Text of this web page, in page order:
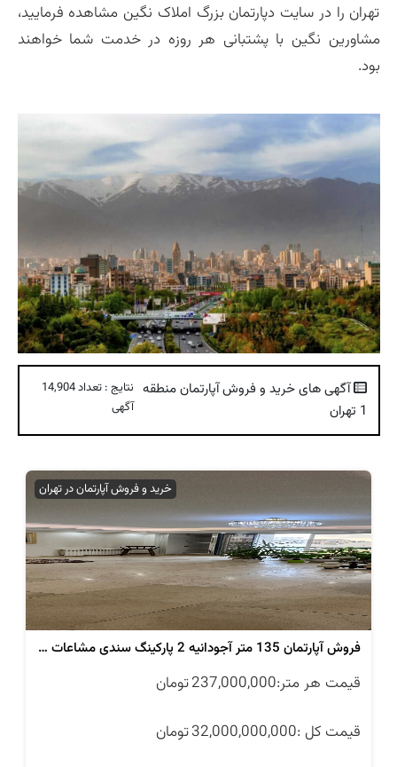
تهران را در سایت دپارتمان بزرگ املاک نگین مشاهده فرمایید،
مشاورین نگین با پشتبانی هر روزه در خدمت شما خواهند
بود.
آگهی های خرید و فروش آپارتمان منطقه
1 تهران
نتایج : تعداد 14,904
آگهی
خرید و فروش آپارتمان در تهران
فروش آپارتمان 135 متر آجودانیه 2 پارکینگ سندی مشاعات آبی
قیمت هر متر:237,000,000تومان
قیمت کل :32,000,000,000تومان